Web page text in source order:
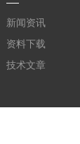
新闻资讯
资料下载
技术文章